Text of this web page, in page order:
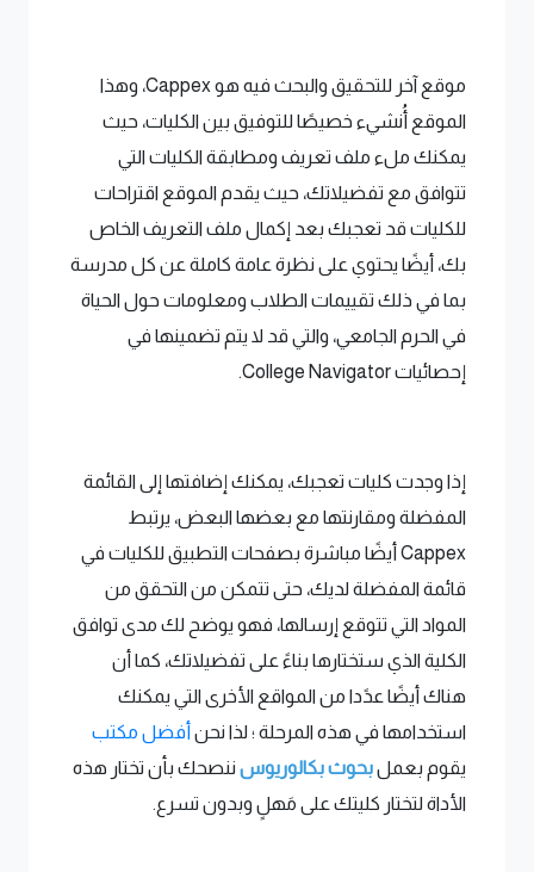
موقع آخر للتحقيق والبحث فيه هو Cappex، وهذا
الموقع أُنشيء خصيصًا للتوفيق بين الكليات، حيث
يمكنك ملء ملف تعريف ومطابقة الكليات التي
تتوافق مع تفضيلاتك، حيث يقدم الموقع اقتراحات
للكليات قد تعجبك بعد إكمال ملف التعريف الخاص
بك، أيضًا يحتوي على نظرة عامة كاملة عن كل مدرسة
بما في ذلك تقييمات الطلاب ومعلومات حول الحياة
في الحرم الجامعي، والتي قد لا يتم تضمينها في
إحصائيات College Navigator.
إذا وجدت كليات تعجبك، يمكنك إضافتها إلى القائمة
المفضلة ومقارنتها مع بعضها البعض، يرتبط
Cappex أيضًا مباشرة بصفحات التطبيق للكليات في
قائمة المفضلة لديك، حتى تتمكن من التحقق من
المواد التي تتوقع إرسالها، فهو يوضح لك مدى توافق
الكلية الذي ستختارها بناءً على تفضيلاتك، كما أن
هناك أيضًا عدًدا من المواقع الأخرى التي يمكنك
استخدامها في هذه المرحلة ؛ لذا نحن أفضل مكتب
يقوم بعملبحوث بكالوريوس ننصحك بأن تختار هذه
الأداة لتختار كليتك على مَهلٍ وبدون تسرع.